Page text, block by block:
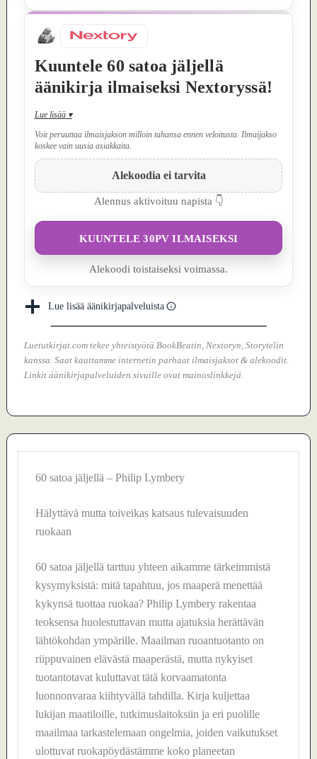
Kuuntele 60 satoa jäljellä
äänikirja ilmaiseksi Nextoryssä!
Lue lisää ▾
Voit peruuttaa ilmaisjakson milloin tahansa ennen veloitusta. Ilmaijakso
koskee vain uusia asiakkaita.
Alekoodia ei tarvita
Alennus aktivoituu napista 👇
KUUNTELE 30PV ILMAISEKSI
Alekoodi toistaiseksi voimassa.
Lue lisää äänikirjapalveluista
Luetutkirjat.com tekee yhteistyötä BookBeatin, Nextoryn, Storytelin
kanssa. Saat kauttamme internetin parhaat ilmaisjaksot & alekoodit.
Linkit äänikirjapalveluiden sivuille ovat mainoslinkkejä.
60 satoa jäljellä – Philip Lymbery
Hälyttävä mutta toiveikas katsaus tulevaisuuden
ruokaan
60 satoa jäljellä tarttuu yhteen aikamme tärkeimmistä
kysymyksistä: mitä tapahtuu, jos maaperä menettää
kykynsä tuottaa ruokaa? Philip Lymbery rakentaa
teoksensa huolestuttavan mutta ajatuksia herättävän
lähtökohdan ympärille. Maailman ruoantuotanto on
riippuvainen elävästä maaperästä, mutta nykyiset
tuotantotavat kuluttavat tätä korvaamatonta
luonnonvaraa kiihtyvällä tahdilla. Kirja kuljettaa
lukijan maatiloille, tutkimuslaitoksiin ja eri puolille
maailmaa tarkastelemaan ongelmia, joiden vaikutukset
ulottuvat ruokapöydästämme koko planeetan